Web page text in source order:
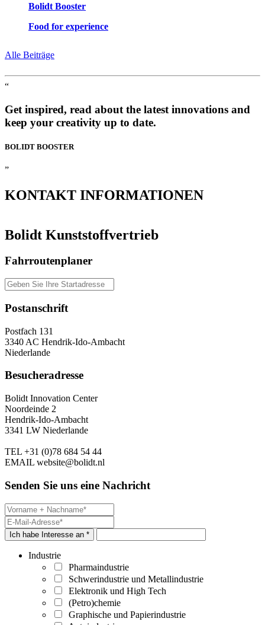
Bolidt Booster
Food for experience
Alle Beiträge
“
Get inspired, read about the latest innovations and
keep your creativity up to date.
BOLIDT BOOSTER
”
KONTAKT INFORMATIONEN
Bolidt Kunststoffvertrieb
Fahrroutenplaner
Postanschrift
Postfach 131
3340 AC Hendrik-Ido-Ambacht
Niederlande
Besucheradresse
Bolidt Innovation Center
Noordeinde 2
Hendrik-Ido-Ambacht
3341 LW Niederlande
TEL +31 (0)78 684 54 44
EMAIL website@bolidt.nl
Senden Sie uns eine Nachricht
Ich habe Interesse an *
Industrie
Pharmaindustrie
Schwerindustrie und Metallindustrie
Elektronik und High Tech
(Petro)chemie
Graphische und Papierindustrie